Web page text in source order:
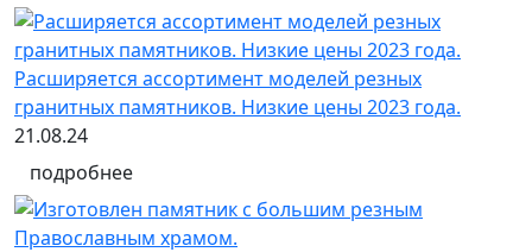
Расширяется ассортимент моделей резных
гранитных памятников. Низкие цены 2023 года.
21.08.24
подробнее